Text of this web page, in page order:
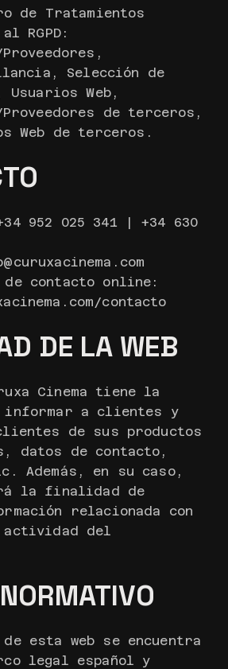
de Tratamientos
RGPD:
Selección de
Usuarios Web,
de terceros,
Web de terceros.
952 025 341 | +34 630
contacto online:
contacto
DE LA WEB
Cinema tiene la
a clientes y
de sus productos
datos de contacto,
Además, en su caso,
la finalidad de
relacionada con
del
esta web se encuentra
legal español y